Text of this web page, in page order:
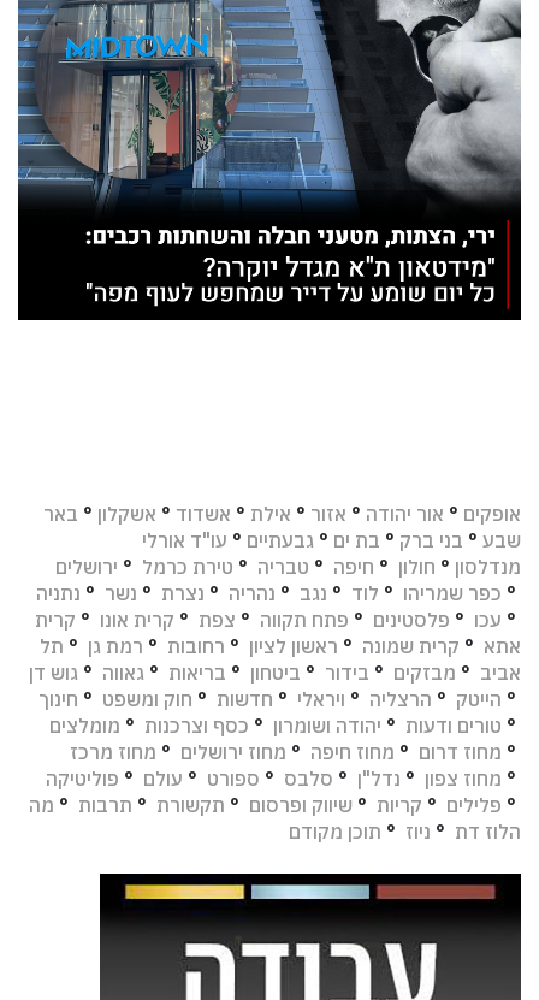
אופקים ° אור יהודה ° אזור ° אילת ° אשדוד ° אשקלון ° באר
שבע ° בני ברק ° בת ים ° גבעתיים ° עו"ד אורלי
מנדלסון ° חולון ° חיפה ° טבריה ° טירת כרמל ° ירושלים
° כפר שמריהו ° לוד ° נגב ° נהריה ° נצרת ° נשר ° נתניה
° עכו ° פלסטינים ° פתח תקווה ° צפת ° קרית אונו ° קרית
אתא ° קרית שמונה ° ראשון לציון ° רחובות ° רמת גן ° תל
אביב ° מבזקים ° בידור ° ביטחון ° בריאות ° גאווה ° גוש דן
° הייטק ° הרצליה ° ויראלי ° חדשות ° חוק ומשפט ° חינוך
° טורים ודעות ° יהודה ושומרון ° כסף וצרכנות ° מומלצים
° מחוז דרום ° מחוז חיפה ° מחוז ירושלים ° מחוז מרכז
° מחוז צפון ° נדל"ן ° סלבס ° ספורט ° עולם ° פוליטיקה
° פלילים ° קריות ° שיווק ופרסום ° תקשורת ° תרבות ° מה
הלוז דת ° ניוז ° תוכן מקודם